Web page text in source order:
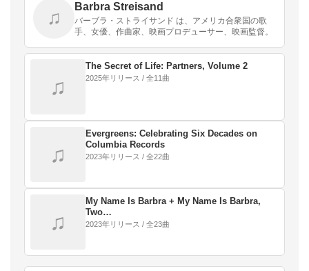
♫
Barbra Streisand
バーブラ・ストライサンド は、アメリカ合衆国の歌
手、女優、作曲家、映画プロデューサー、映画監督。
♫
The Secret of Life: Partners, Volume 2
2025年リリース / 全11曲
♫
Evergreens: Celebrating Six Decades on
Columbia Records
2023年リリース / 全22曲
♫
My Name Is Barbra + My Name Is Barbra,
Two…
2023年リリース / 全23曲